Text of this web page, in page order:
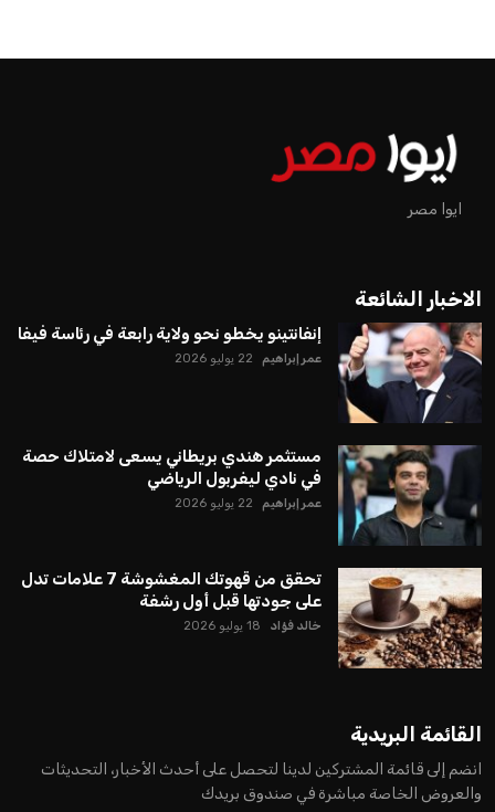
ايوا مصر
الاخبار الشائعة
إنفانتينو يخطو نحو ولاية رابعة في رئاسة فيفا
عمر إبراهيم 22 يوليو 2026
مستثمر هندي بريطاني يسعى لامتلاك حصة
في نادي ليفربول الرياضي
عمر إبراهيم 22 يوليو 2026
تحقق من قهوتك المغشوشة 7 علامات تدل
على جودتها قبل أول رشفة
خالد فؤاد 18 يوليو 2026
القائمة البريدية
انضم إلى قائمة المشتركين لدينا لتحصل على أحدث الأخبار، التحديثات
والعروض الخاصة مباشرة في صندوق بريدك